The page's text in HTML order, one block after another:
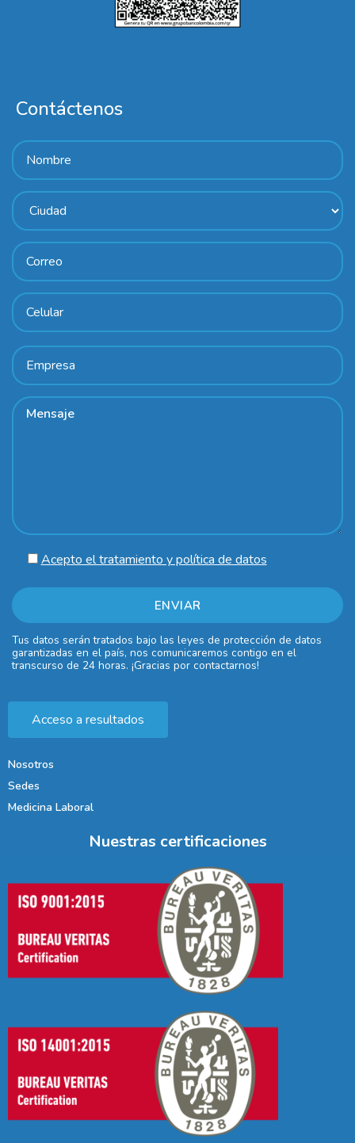
Contáctenos
Acepto el tratamiento y política de datos
Tus datos serán tratados bajo las leyes de protección de datos
garantizadas en el país, nos comunicaremos contigo en el
transcurso de 24 horas. ¡Gracias por contactarnos!
Acceso a resultados
Nosotros
Sedes
Medicina Laboral
Nuestras certificaciones